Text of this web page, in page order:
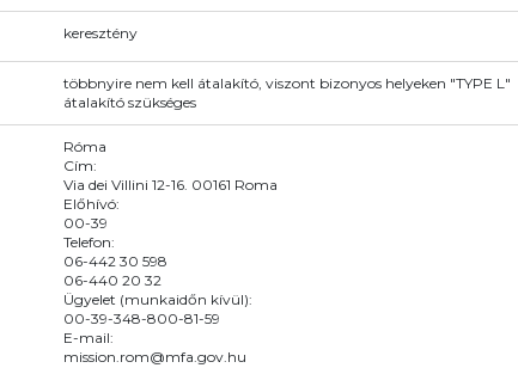
keresztény
többnyire nem kell átalakító, viszont bizonyos helyeken "TYPE L"
átalakító szükséges
Róma
Cím:
Via dei Villini 12-16. 00161 Roma
Előhívó:
00-39
Telefon:
06-442 30 598
06-440 20 32
Ügyelet (munkaidőn kívül):
00-39-348-800-81-59
E-mail:
mission.rom@mfa.gov.hu